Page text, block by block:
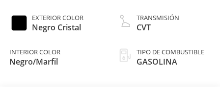
EXTERIOR COLOR
Negro Cristal
INTERIOR COLOR
Negro/Marfil
TRANSMISIÓN
CVT
TIPO DE COMBUSTIBLE
GASOLINA